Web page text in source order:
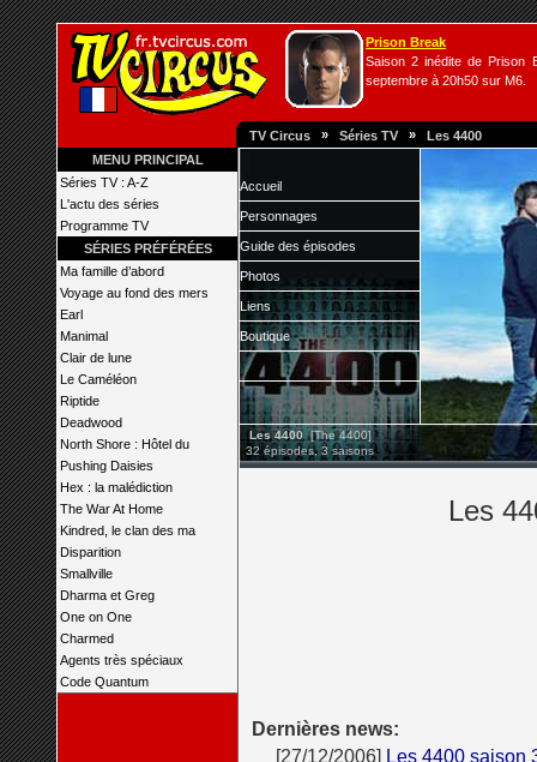
Prison Break
Saison 2 inédite de Prison
septembre à 20h50 sur M6.
TV Circus » Séries TV » Les 4400
MENU PRINCIPAL
Séries TV : A-Z
L'actu des séries
Programme TV
SÉRIES PRÉFÉRÉES
Ma famille d’abord
Voyage au fond des mers
Earl
Manimal
Clair de lune
Le Caméléon
Riptide
Deadwood
North Shore : Hôtel du
Pushing Daisies
Hex : la malédiction
The War At Home
Kindred, le clan des ma
Disparition
Smallville
Dharma et Greg
One on One
Charmed
Agents très spéciaux
Code Quantum
Accueil
Personnages
Guide des épisodes
Photos
Liens
Boutique
Les 4400 [The 4400]
32 épisodes, 3 saisons
Les
Dernières news:
[27/12/2006] Les 4400 saison